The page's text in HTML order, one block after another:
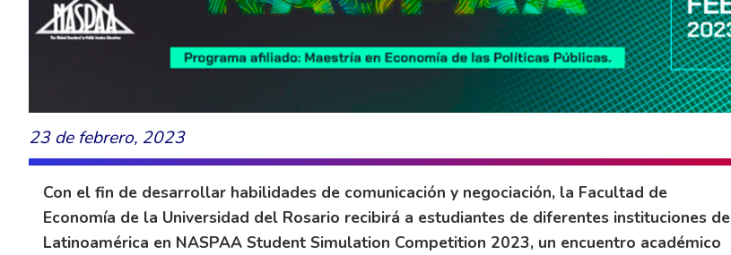
23 de febrero, 2023
Con el fin de desarrollar habilidades de comunicación y negociación, la Facultad de
Economía de la Universidad del Rosario recibirá a estudiantes de diferentes instituciones de
Latinoamérica en NASPAA Student Simulation Competition 2023, un encuentro académico